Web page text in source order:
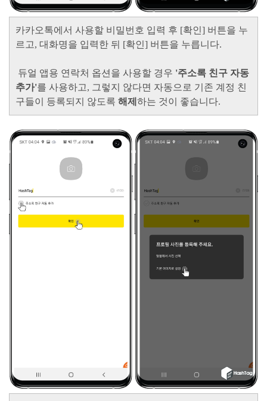
카카오톡에서 사용할 비밀번호 입력 후 [확인] 버튼을 누
르고, 대화명을 입력한 뒤 [확인] 버튼을 누릅니다.
듀얼 앱용 연락처 옵션을 사용할 경우 '주소록 친구 자동
추가'를 사용하고, 그렇지 않다면 자동으로 기존 계정 친
구들이 등록되지 않도록 해제 하는 것이 좋습니다.